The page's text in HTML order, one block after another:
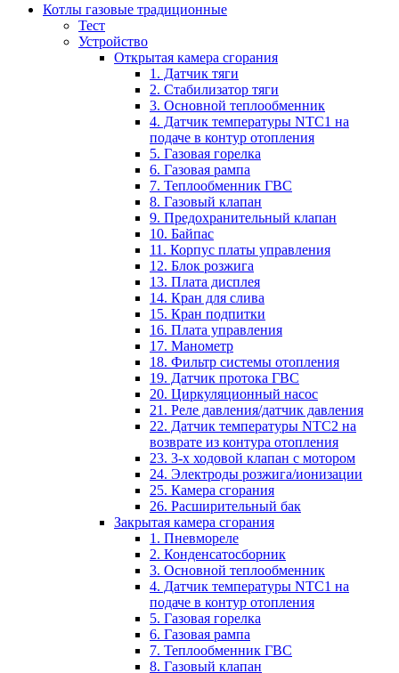
Котлы газовые традиционные
Тест
Устройство
Открытая камера сгорания
1. Датчик тяги
2. Стабилизатор тяги
3. Основной теплообменник
4. Датчик температуры NTC1 на
подаче в контур отопления
5. Газовая горелка
6. Газовая рампа
7. Теплообменник ГВС
8. Газовый клапан
9. Предохранительный клапан
10. Байпас
11. Корпус платы управления
12. Блок розжига
13. Плата дисплея
14. Кран для слива
15. Кран подпитки
16. Плата управления
17. Манометр
18. Фильтр системы отопления
19. Датчик протока ГВС
20. Циркуляционный насос
21. Реле давления/датчик давления
22. Датчик температуры NTC2 на
возврате из контура отопления
23. 3-х ходовой клапан с мотором
24. Электроды розжига/ионизации
25. Камера сгорания
26. Расширительный бак
Закрытая камера сгорания
1. Пневмореле
2. Конденсатосборник
3. Основной теплообменник
4. Датчик температуры NTC1 на
подаче в контур отопления
5. Газовая горелка
6. Газовая рампа
7. Теплообменник ГВС
8. Газовый клапан